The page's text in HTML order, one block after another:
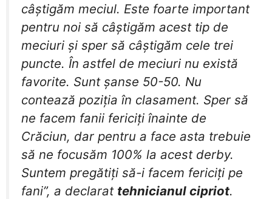
câştigăm meciul. Este foarte important
pentru noi să câştigăm acest tip de
meciuri şi sper să câştigăm cele trei
puncte. În astfel de meciuri nu există
favorite. Sunt şanse 50-50. Nu
contează poziţia în clasament. Sper să
ne facem fanii fericiţi înainte de
Crăciun, dar pentru a face asta trebuie
să ne focusăm 100% la acest derby.
Suntem pregătiţi să-i facem fericiţi pe
fani”, a declarat tehnicianul cipriot.